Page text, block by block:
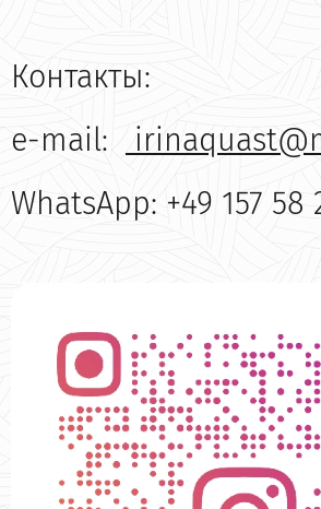
Контакты:
e-mail:
WhatsApp: +49 157 58